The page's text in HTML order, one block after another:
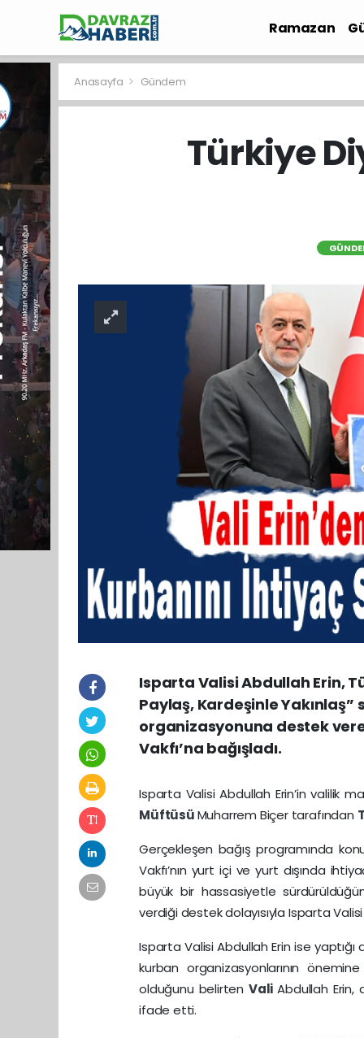
Ramazan
Anasayfa Gündem
Türkiye
Isparta Valisi Abdullah Erin,
Paylaş, Kardeşinle
organizasyonuna destek
Vakfı’na bağışladı.
Isparta Valisi Abdullah Erin’in valilik
MüftüsüMuharrem Biçer tarafından
Gerçekleşen bağış programında
Vakfı’nın yurt içi ve yurt dışında
büyük bir hassasiyetle
verdiği destek dolayısıyla Isparta
Isparta Valisi Abdullah Erin ise
kurban organizasyonlarının
olduğunu belirtenValiAbdullah Erin,
ifade etti.